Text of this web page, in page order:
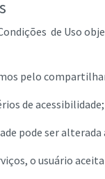
de Uso
pelo
de acessibilidade;
pode ser
o usuário